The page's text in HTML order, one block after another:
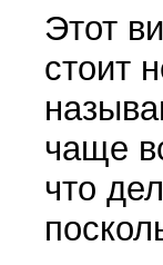
Этот
стоит
чаще
что